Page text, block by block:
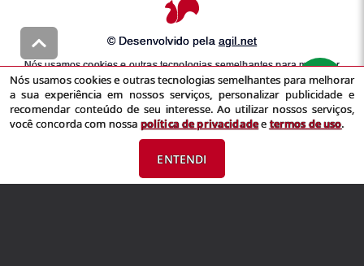
© Desenvolvido pela agil.net
Nós usamos cookies e outras tecnologias semelhantes para melhorar
a sua experiência em nossos serviços, personalizar publicidade e
recomendar conteúdo de seu interesse. Ao utilizar nossos serviços,
você concorda com nossapolítica de privacidadeetermos de uso
Nós usamos cookies e outras tecnologias semelhantes para melhorar
a sua experiência em nossos serviços, personalizar publicidade e
recomendar conteúdo de seu interesse. Ao utilizar nossos serviços,
você concorda com nossa política de privacidadeetermos de uso.
ENTENDI